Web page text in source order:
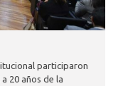
participaron
20 años de la